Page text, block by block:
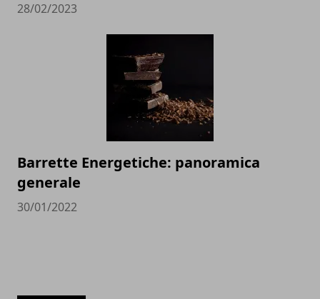
28/02/2023
Barrette Energetiche: panoramica
generale
30/01/2022